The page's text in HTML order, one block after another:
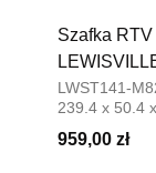
Szafka
LWST141-
239.4 x 50.4
959,00 zł